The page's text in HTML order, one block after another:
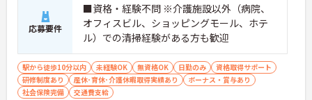
応募要件
■資格・経験不問 ※介護施設以外（病院、
オフィスビル、ショッピングモール、ホテ
ル）での清掃経験がある方も歓迎
駅から徒歩10分以内 未経験OK 無資格OK 日勤のみ
資格取得サポート
研修制度あり
産休･育休･介護休暇取得実績あり
ボーナス・賞与あり
社会保険完備
交通費支給